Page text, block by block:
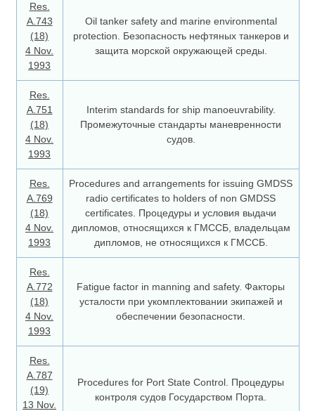
Res.
A.743
(18)
4 Nov.
1993
Oil tanker safety and marine environmental
protection. Безопасность нефтяных танкеров и
защита морской окружающей среды.
Res.
A.751
(18)
4 Nov.
1993
Interim standards for ship manoeuvrability.
Промежуточные стандарты маневренности
судов.
Res.
A.769
(18)
4 Nov.
1993
Procedures and arrangements for issuing GMDSS
radio certificates to holders of non GMDSS
certificates. Процедуры и условия выдачи
дипломов, относящихся к ГМССБ, владельцам
дипломов, не относящихся к ГМССБ.
Res.
A.772
(18)
4 Nov.
1993
Fatigue factor in manning and safety. Факторы
усталости при укомплектовании экипажей и
обеспечении безопасности.
Res.
А.787
(19)
13 Nov.
Procedures for Port State Control. Процедуры
контроля судов Государством Порта.